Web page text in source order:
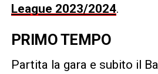
League 2023/2024.
PRIMO TEMPO
Partita la gara e subito il